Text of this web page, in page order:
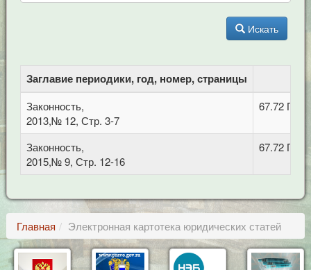
Искать
Заглавие периодики, год, номер, страницы
Законность,
2013,№ 12, Стр. 3-7
67.72
Законность,
2015,№ 9, Стр. 12-16
67.72
Главная Электронная картотека юридических статей